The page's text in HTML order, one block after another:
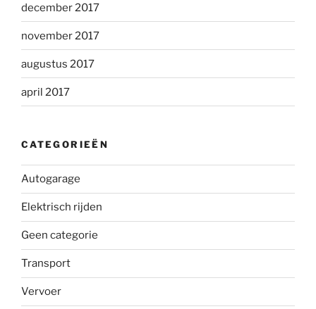
december 2017
november 2017
augustus 2017
april 2017
CATEGORIEËN
Autogarage
Elektrisch rijden
Geen categorie
Transport
Vervoer